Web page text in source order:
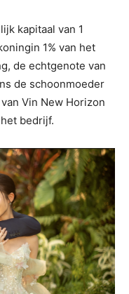
kapitaal van 1
1% van het
de echtgenote van
de schoonmoeder
Vin New Horizon
bedrijf.